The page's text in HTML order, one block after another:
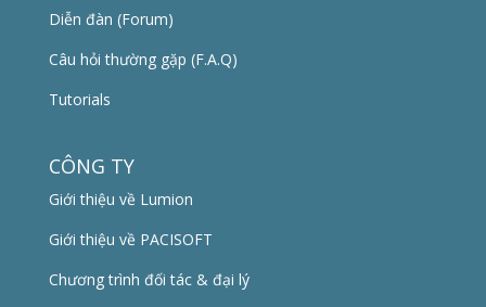
Diễn đàn (Forum)
Câu hỏi thường gặp (F.A.Q)
Tutorials
CÔNG TY
Giới thiệu về Lumion
Giới thiệu về PACISOFT
Chương trình đối tác & đại lý